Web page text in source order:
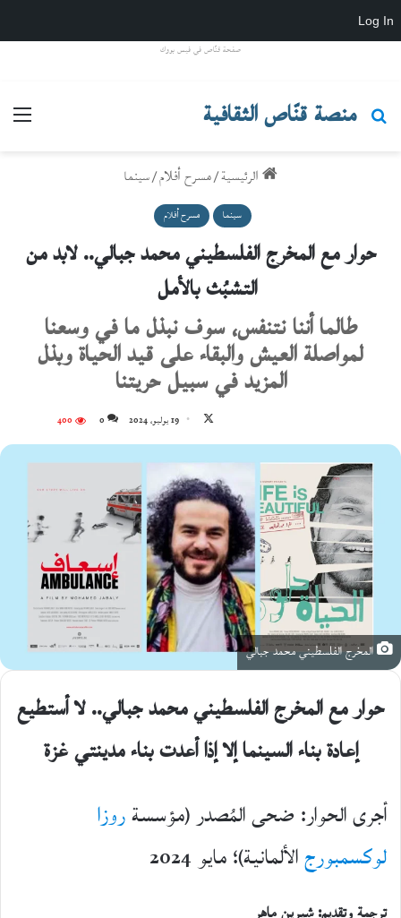
Log In
صفحة قنّاص في فيس بووك
منصة قنّاص الثقافية
بحث عن
الرئيسية/مسرح أفلام/سينما
سينما مسرح أفلام
حوار مع المخرج الفلسطيني محمد جبالي.. لابد من
التشبُث بالأمل
طالما أننا نتنفس، سوف نبذل ما في وسعنا
لمواصلة العيش والبقاء على قيد الحياة وبذل
المزيد في سبيل حريتنا
على
X
19 يوليو، 2024 0
400
المخرج الفلسطيني محمد جبالي
حوار مع المخرج الفلسطيني محمد جبالي.. لا أستطيع
إعادة بناء السينما إلا إذا أعدت بناء مدينتي غزة
أجرى الحوار: ضحى المُصدر (مؤسسةروزا
لوكسمبورجالألمانية)؛ مايو 2024